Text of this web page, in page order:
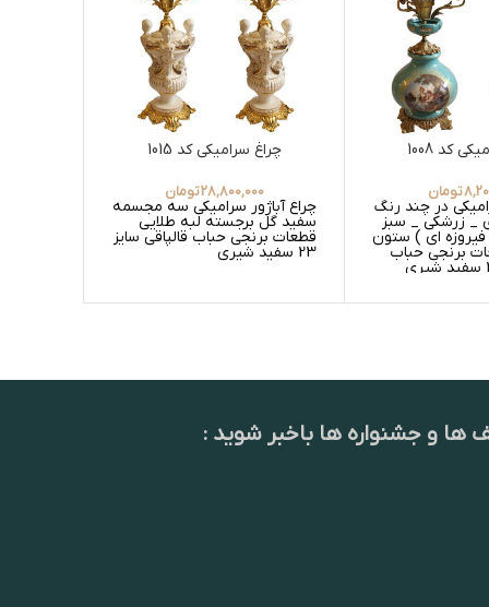
کد 1008
تومان
در چند رنگ
_ زرشکی _ سبز
ای ) ستون
برنجی حباب
چراغ سرامیکی کد 1015
28,800,000تومان
چراغ آباژور سرامیکی سه مجسمه
سفید گل برجسته لبه طلایی
قطعات برنجی حباب قالپاقی سایز
23 سفید شیری
ها و جشنواره ها باخبر شوید :